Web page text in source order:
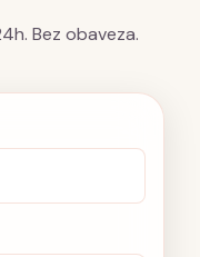
Bez obaveza.